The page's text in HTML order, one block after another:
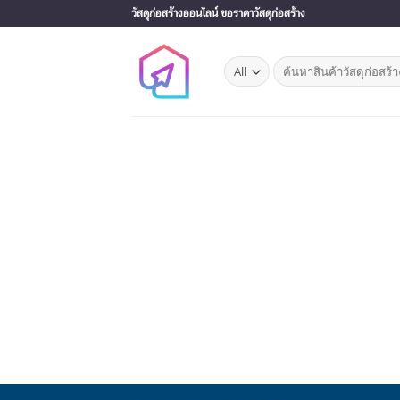
to
วัสดุก่อสร้างออนไลน์ ขอราคาวัสดุก่อสร้าง
Search
for: